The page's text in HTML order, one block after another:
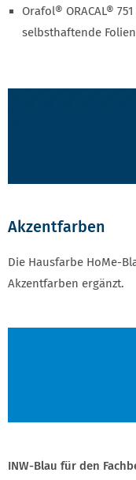
Orafol® ORACAL®
selbsthaftende Folien
Akzentfarben
Die Hausfarbe HoMe-
Akzentfarben ergänzt.
INW-Blau für den